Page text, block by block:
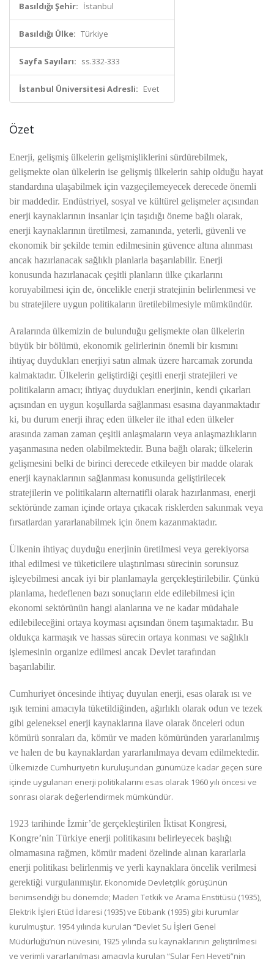
Basıldığı Şehir: İstanbul
Basıldığı Ülke: Türkiye
Sayfa Sayıları: ss.332-333
İstanbul Üniversitesi Adresli: Evet
Özet
Enerji, gelişmiş ülkelerin gelişmişliklerini sürdürebilmek,
gelişmekte olan ülkelerin ise gelişmiş ülkelerin sahip olduğu hayat
standardına ulaşabilmek için vazgeçilemeyecek derecede önemli
bir maddedir. Endüstriyel, sosyal ve kültürel gelişmeler açısından
enerji kaynaklarının insanlar için taşıdığı öneme bağlı olarak,
enerji kaynaklarının üretilmesi, zamanında, yeterli, güvenli ve
ekonomik bir şekilde temin edilmesinin güvence altına alınması
ancak hazırlanacak sağlıklı planlarla başarılabilir. Enerji
konusunda hazırlanacak çeşitli planların ülke çıkarlarını
koruyabilmesi için de, öncelikle enerji stratejinin belirlenmesi ve
bu stratejilere uygun politikaların üretilebilmesiyle mümkündür.
Aralarında ülkemizin de bulunduğu gelişmekte olan ülkelerin
büyük bir bölümü, ekonomik gelirlerinin önemli bir kısmını
ihtiyaç duydukları enerjiyi satın almak üzere harcamak zorunda
kalmaktadır. Ülkelerin geliştirdiği çeşitli enerji stratejileri ve
politikaların amacı; ihtiyaç duydukları enerjinin, kendi çıkarları
açısından en uygun koşullarda sağlanması esasına dayanmaktadır
ki, bu durum enerji ihraç eden ülkeler ile ithal eden ülkeler
arasında zaman zaman çeşitli anlaşmaların veya anlaşmazlıkların
yaşanmasına neden olabilmektedir. Buna bağlı olarak; ülkelerin
gelişmesini belki de birinci derecede etkileyen bir madde olarak
enerji kaynaklarının sağlanması konusunda geliştirilecek
stratejilerin ve politikaların alternatifli olarak hazırlanması, enerji
sektöründe zaman içinde ortaya çıkacak risklerden sakınmak veya
fırsatlardan yararlanabilmek için önem kazanmaktadır.
Ülkenin ihtiyaç duyduğu enerjinin üretilmesi veya gerekiyorsa
ithal edilmesi ve tüketicilere ulaştırılması sürecinin sorunsuz
işleyebilmesi ancak iyi bir planlamayla gerçekleştirilebilir. Çünkü
planlama, hedeflenen bazı sonuçların elde edilebilmesi için
ekonomi sektörünün hangi alanlarına ve ne kadar müdahale
edilebileceğini ortaya koyması açısından önem taşımaktadır. Bu
oldukça karmaşık ve hassas sürecin ortaya konması ve sağlıklı
işlemesinin organize edilmesi ancak Devlet tarafından
başarılabilir.
Cumhuriyet öncesinde ihtiyaç duyulan enerji, esas olarak ısı ve
ışık temini amacıyla tüketildiğinden, ağırlıklı olarak odun ve tezek
gibi geleneksel enerji kaynaklarına ilave olarak önceleri odun
kömürü sonraları da, kömür ve maden kömüründen yararlanılmış
ve halen de bu kaynaklardan yararlanılmaya devam edilmektedir.
Ülkemizde Cumhuriyetin kuruluşundan günümüze kadar geçen süre
içinde uygulanan enerji politikalarını esas olarak 1960 yılı öncesi ve
sonrası olarak değerlendirmek mümkündür.
1923 tarihinde İzmir’de gerçekleştirilen İktisat Kongresi,
Kongre’nin Türkiye enerji politikasını belirleyecek başlığı
olmamasına rağmen, kömür madeni özelinde alınan kararlarla
enerji politikası belirlenmiş ve yerli kaynaklara öncelik verilmesi
gerektiği vurgulanmıştır. Ekonomide Devletçilik görüşünün
benimsendiği bu dönemde; Maden Tetkik ve Arama Enstitüsü (1935),
Elektrik İşleri Etüd İdaresi (1935) ve Etibank (1935) gibi kurumlar
kurulmuştur. 1954 yılında kurulan “Devlet Su İşleri Genel
Müdürlüğü’nün nüvesini, 1925 yılında su kaynaklarının geliştirilmesi
ve verimli yararlanılması amacıyla kurulan “Sular Fen Heyeti”nin